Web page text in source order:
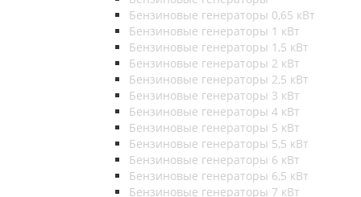
Бензиновые генераторы 0,65 кВт
Бензиновые генераторы 1 кВт
Бензиновые генераторы 1,5 кВт
Бензиновые генераторы 2 кВт
Бензиновые генераторы 2,5 кВт
Бензиновые генераторы 3 кВт
Бензиновые генераторы 4 кВт
Бензиновые генераторы 5 кВт
Бензиновые генераторы 5,5 кВт
Бензиновые генераторы 6 кВт
Бензиновые генераторы 6,5 кВт
Бензиновые генераторы 7 кВт